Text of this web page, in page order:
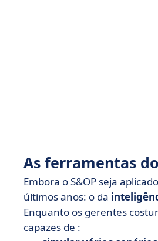
As ferramentas
Embora o S&OP seja
últimos anos: o da
Enquanto os gerentes
capazes de :